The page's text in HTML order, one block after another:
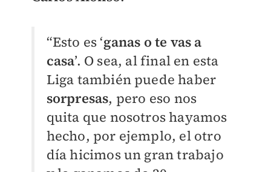
“Esto es ‘ganas o te vas a
casa’. O sea, al final en esta
Liga también puede haber
sorpresas, pero eso nos
quita que nosotros hayamos
hecho, por ejemplo, el otro
día hicimos un gran trabajo